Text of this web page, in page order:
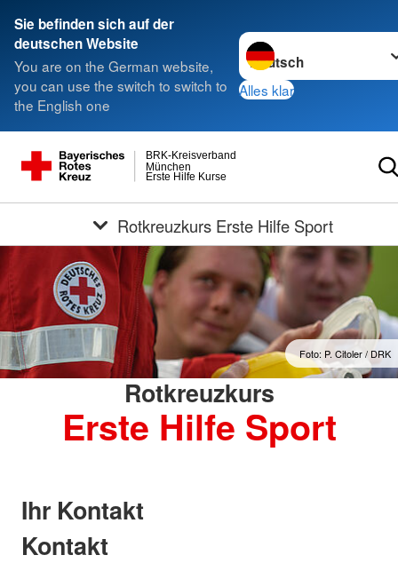
Sie befinden sich auf der
deutschen Website
You are on the German website,
you can use the switch to switch to
the English one
Sprache wechseln zu
Alles klar
Erste Hilfe Kurse
München
BRK-Kreisverband
Rotkreuzkurs Erste Hilfe Sport
Foto: P. Citoler / DRK
Rotkreuzkurs
Erste Hilfe Sport
Ihr Kontakt
Kontakt